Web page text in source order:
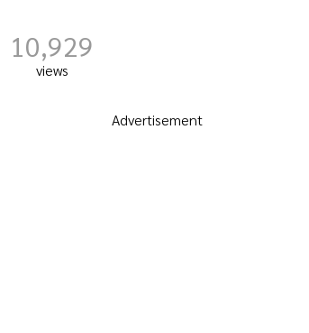
10,929
views
Advertisement